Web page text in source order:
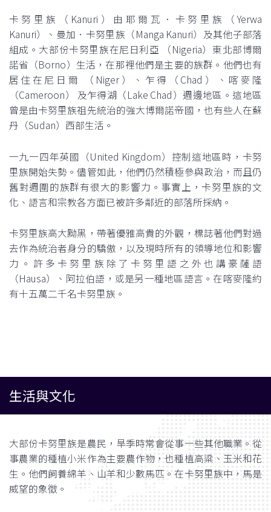
卡努里族（Kanuri）由耶爾瓦．卡努里族（Yerwa
Kanuri）、曼加．卡努里族（Manga Kanuri）及其他子部落
組成。大部份卡努里族在尼日利亞 （Nigeria）東北部博爾
諾省（Borno）生活，在那裡他們是主要的族群。他們也有
居住在尼日爾 （Niger）、乍得（Chad）、喀麥隆
（Cameroon） 及乍得湖（Lake Chad）週邊地區。這地區
曾是由卡努里族祖先統治的強大博爾諾帝國，也有些人在蘇
丹（Sudan）西部生活。
一九一四年英國（United Kingdom）控制這地區時，卡努
里族開始失勢。儘管如此，他們仍然積極參與政治，而且仍
舊對週圍的族群有很大的影響力。事實上，卡努里族的文
化、語言和宗教各方面已被許多鄰近的部落所採納。
卡努里族高大黝黑，帶著優雅高貴的外觀，標誌著他們對過
去作為統治者身分的驕傲，以及現時所有的領導地位和影響
力。許多卡努里族除了卡努里語之外也講豪薩語
（Hausa）、阿拉伯語，或是另一種地區語言。在喀麥隆約
有十五萬二千名卡努里族。
生活與文化
大部份卡努里族是農民，旱季時常會從事一些其他職業。從
事農業的種植小米作為主要農作物，也種植高粱、玉米和花
生。他們飼養綿羊、山羊和少數馬匹。在卡努里族中，馬是
威望的象徵。